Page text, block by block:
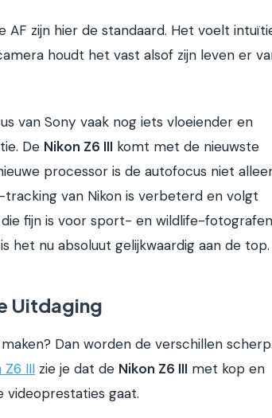
AF zijn hier de standaard. Het voelt
houdt het vast alsof zijn leven er
van Sony vaak nog iets vloeiender en
De Nikon Z6 III komt met de nieuwste
processor is de autofocus niet
van Nikon is verbeterd en volgt
fijn is voor sport- en wildlife-
het nu absoluut gelijkwaardig aan de top.
Uitdaging
Dan worden de verschillen
Z6 III zie je dat de Nikon Z6 III met kop en
gaat.